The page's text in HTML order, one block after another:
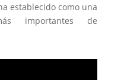
establecido como una
importantes de